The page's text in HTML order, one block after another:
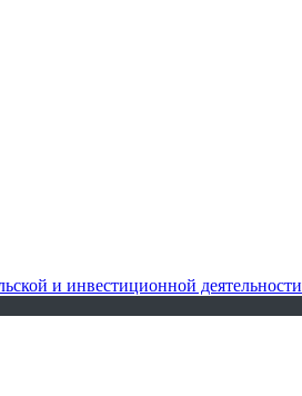
и инвестиционной деятельности